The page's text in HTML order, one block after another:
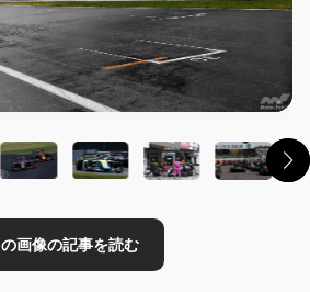
の記事を読む